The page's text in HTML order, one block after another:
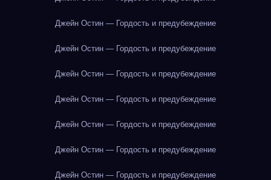
Джейн Остин — Гордость и предубеждение
Джейн Остин — Гордость и предубеждение
Джейн Остин — Гордость и предубеждение
Джейн Остин — Гордость и предубеждение
Джейн Остин — Гордость и предубеждение
Джейн Остин — Гордость и предубеждение
Джейн Остин — Гордость и предубеждение